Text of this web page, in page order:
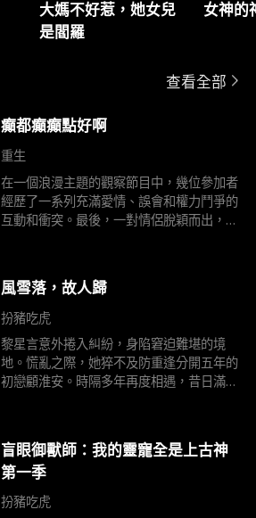
大媽不好惹，她女兒
是閻羅
女神的
查看全部
癲都癲癲點好啊
重生
在一個浪漫主題的觀察節目中，幾位參加者
經歷了一系列充滿愛情、誤會和權力鬥爭的
互動和衝突。最後，一對情侶脫穎而出，成
風雪落，故人歸
扮豬吃虎
黎星言意外捲入糾紛，身陷窘迫難堪的境
地。慌亂之際，她猝不及防重逢分開五年的
初戀顧淮安。時隔多年再度相遇，昔日滿心
的遺憾與錯過，盡數翻湧心頭。
盲眼御獸師：我的靈寵全是上古神
第一季
扮豬吃虎